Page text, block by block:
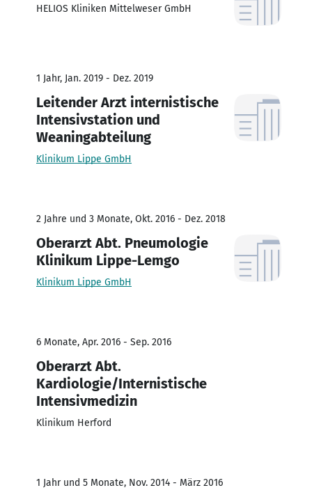
HELIOS Kliniken Mittelweser GmbH
1 Jahr, Jan. 2019 - Dez. 2019
Leitender Arzt internistische
Intensivstation und
Weaningabteilung
Klinikum Lippe GmbH
2 Jahre und 3 Monate, Okt. 2016 - Dez. 2018
Oberarzt Abt. Pneumologie
Klinikum Lippe-Lemgo
Klinikum Lippe GmbH
6 Monate, Apr. 2016 - Sep. 2016
Oberarzt Abt.
Kardiologie/Internistische
Intensivmedizin
Klinikum Herford
1 Jahr und 5 Monate, Nov. 2014 - März 2016